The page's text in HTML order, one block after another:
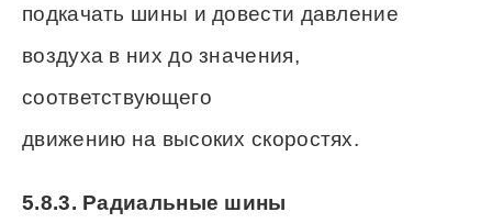
подкачать шины и довести давление
воздуха в них до значения,
соответствующего
движению на высоких скоростях.
5.8.3. Радиальные шины